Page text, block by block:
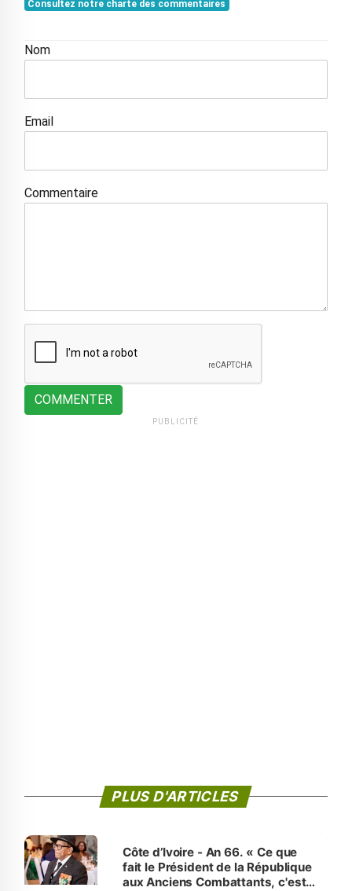
Consultez notre charte des commentaires
Nom
Email
Commentaire
COMMENTER
PUBLICITÉ
PLUS D'ARTICLES
Côte d’Ivoire - An 66. « Ce que
fait le Président de la République
aux Anciens Combattants, c'est